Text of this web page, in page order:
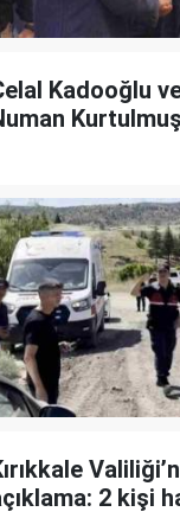
Kadooğlu
2 kişi